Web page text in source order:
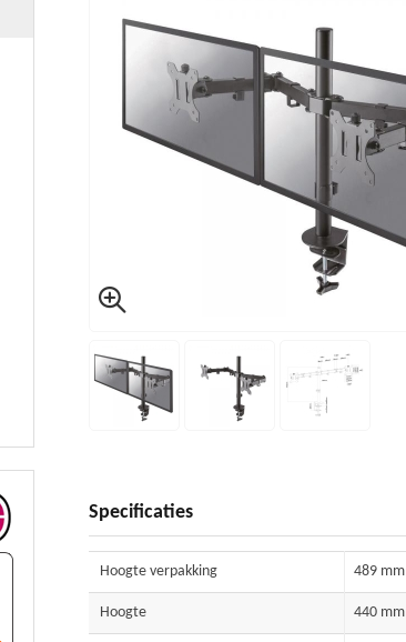
Specificaties
Hoogte verpakking 489 mm
Hoogte 440 mm